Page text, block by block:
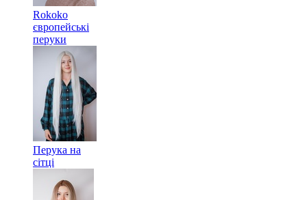
Rokoko
європейські
перуки
Перука на
сітці